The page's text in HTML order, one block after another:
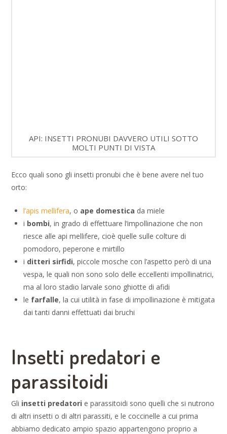
API: INSETTI PRONUBI DAVVERO UTILI SOTTO
MOLTI PUNTI DI VISTA
Ecco quali sono gli insetti pronubi che è bene avere nel tuo
orto:
l’apis mellifera, o ape domestica da miele
i bombi, in grado di effettuare l’impollinazione che non
riesce alle api mellifere, cioè quelle sulle colture di
pomodoro, peperone e mirtillo
i ditteri sirfidi, piccole mosche con l’aspetto però di una
vespa, le quali non sono solo delle eccellenti impollinatrici,
ma al loro stadio larvale sono ghiotte di afidi
le farfalle, la cui utilità in fase di impollinazione è mitigata
dai tanti danni effettuati dai bruchi
Insetti predatori e
parassitoidi
Gli insetti predatori e parassitoidi sono quelli che si nutrono
di altri insetti o di altri parassiti, e le coccinelle a cui prima
abbiamo dedicato ampio spazio appartengono proprio a